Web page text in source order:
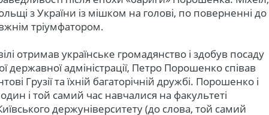
з України із мішком на голові, по поверненні до
тріумфатором.
отримав українське громадянство і здобув посаду
державної адміністрації, Петро Порошенко співав
Грузії та їхній багаторічній дружбі. Порошенко і
і той самий час навчалися на факультеті
держуніверситету (до слова, той самий